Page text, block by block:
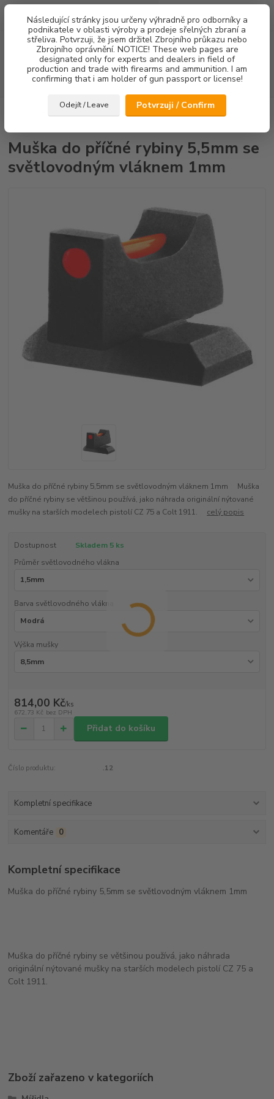
Následující stránky jsou určeny výhradně pro odborníky a
podnikatele v oblasti výroby a prodeje sřelných zbraní a
střeliva. Potvrzuji, že jsem držitel Zbrojního průkazu nebo
Zbrojního oprávnění. NOTICE! These web pages are
designated only for experts and dealers in field of
production and trade with firearms and ammunition. I am
confirming that i am holder of gun passport or license!
Odejít / Leave Potvrzuji / Confirm
Menu
Hledat
za0,00 Kč
CZ75/CZ85 Mušky
Muška do příčné rybiny 5,5mm
Muška do příčné rybiny 5,5mm se
světlovodným vláknem 1mm
Muška do příčné rybiny 5,5mm se světlovodným vláknem 1mm Muška
do příčné rybiny se většinou používá, jako náhrada originální nýtované
mušky na starších modelech pistolí CZ 75 a Colt 1911. celý popis
Dostupnost
Skladem 5 ks
Průměr světlovodného vlákna
Barva světlovodného vlákna
Výška mušky
814,00 Kč/ks
672,73 Kč bez DPH
Přidat do košíku
Číslo produktu: .12
Kompletní specifikace
Komentáře 0
Kompletní specifikace
Muška do příčné rybiny 5,5mm se světlovodným vláknem 1mm
Muška do příčné rybiny se většinou používá, jako náhrada
originální nýtované mušky na starších modelech pistolí CZ 75 a
Colt 1911.
Zboží zařazeno v kategoriích